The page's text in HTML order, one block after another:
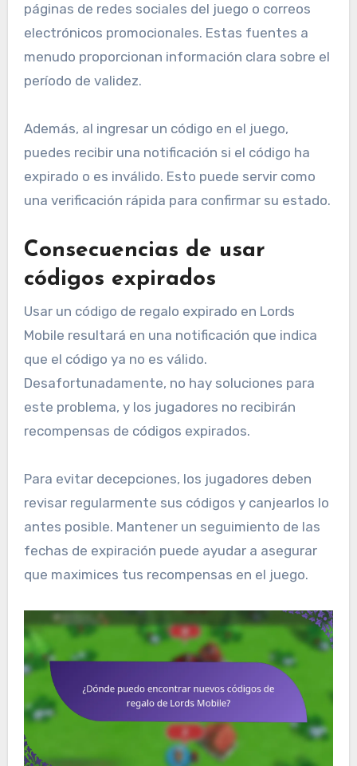
páginas de redes sociales del juego o correos
electrónicos promocionales. Estas fuentes a
menudo proporcionan información clara sobre el
período de validez.
Además, al ingresar un código en el juego,
puedes recibir una notificación si el código ha
expirado o es inválido. Esto puede servir como
una verificación rápida para confirmar su estado.
Consecuencias de usar
códigos expirados
Usar un código de regalo expirado en Lords
Mobile resultará en una notificación que indica
que el código ya no es válido.
Desafortunadamente, no hay soluciones para
este problema, y los jugadores no recibirán
recompensas de códigos expirados.
Para evitar decepciones, los jugadores deben
revisar regularmente sus códigos y canjearlos lo
antes posible. Mantener un seguimiento de las
fechas de expiración puede ayudar a asegurar
que maximices tus recompensas en el juego.